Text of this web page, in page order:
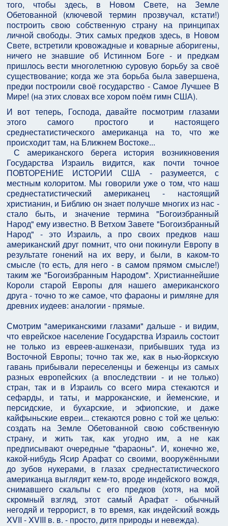
того, чтобы здесь, в Новом Свете, на Земле
Обетованной (ключевой термин прозвучал, кстати!)
построить свою собственную страну на принципах
личной свободы. Этих самых предков здесь, в Новом
Свете, встретили кровожадные и коварные аборигены,
ничего не знавшие об Истинном Боге - и предкам
пришлось вести многолетнюю суровую борьбу за своё
существование; когда же эта борьба была завершена,
предки построили своё государство - Самое Лучшее В
Мире! (на этих словах все хором поём гимн США).
И вот теперь, Господа, давайте посмотрим глазами
этого самого простого и настоящего
среднестатистического американца на то, что же
происходит там, на Ближнем Востоке...
С американского берега история возникновения
Государства Израиль видится, как почти точное
ПОВТОРЕНИЕ ИСТОРИИ США - разумеется, с
местным колоритом. Мы говорили уже о том, что наш
среднестатистический американец - настоящий
христианин, и Библию он знает получше многих из нас -
стало быть, и значение термина "Богоизбранный
Народ" ему известно. В Ветхом Завете "Богоизбранный
Народ" - это Израиль, а про своих предков наш
американский друг помнит, что они покинули Европу в
результате гонений на их веру, и были, в каком-то
смысле (то есть, для него - в самом прямом смысле!)
таким же "Богоизбранным Народом". Христианнейшие
Короли старой Европы для нашего американского
друга - точно то же самое, что фараоны и римляне для
древних иудеев: аналогии - прямые.
Смотрим "американскими глазами" дальше - и видим,
что еврейское население Государства Израиль состоит
не только из евреев-ашкенази, прибывших туда из
Восточной Европы; точно так же, как в нью-йоркскую
гавань прибывали переселенцы и беженцы из самых
разных европейских (а впоследствии - и не только)
стран, так и в Израиль со всего мира стекаются и
сефарды, и таты, и марроканские, и йеменские, и
персидские, и бухарские, и эфиопские, и даже
кайфыньские евреи... стекаются ровно с той же целью:
создать на Земле Обетованной свою собственную
страну, и жить так, как угодно им, а не как
предписывают очередные "фараоны". И, конечно же,
какой-нибудь Ясир Арафат со своими, вооружёнными
до зубов нукерами, в глазах среднестатистического
американца выглядит кем-то, вроде индейского вождя,
снимавшего скальпы с его предков (хотя, на мой
скромный взгляд, этот самый Арафат - обычный
негодяй и террорист, в то время, как индейский вождь
XVII - XVIII в. в. - просто, дитя природы и невежда).